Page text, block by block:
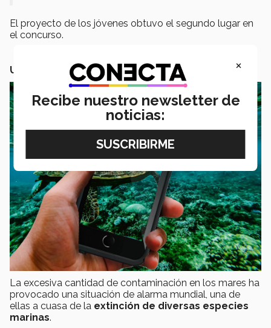
El proyecto de los jóvenes obtuvo el segundo lugar en
el concurso.
UNA APP EN PRO DEL MEDIO AMBIENTE
La excesiva cantidad de contaminación en los mares ha
provocado una situación de alarma mundial, una de
ellas a cuasa de la extinción de diversas especies
marinas.
×
Recibe nuestro newsletter de
noticias: